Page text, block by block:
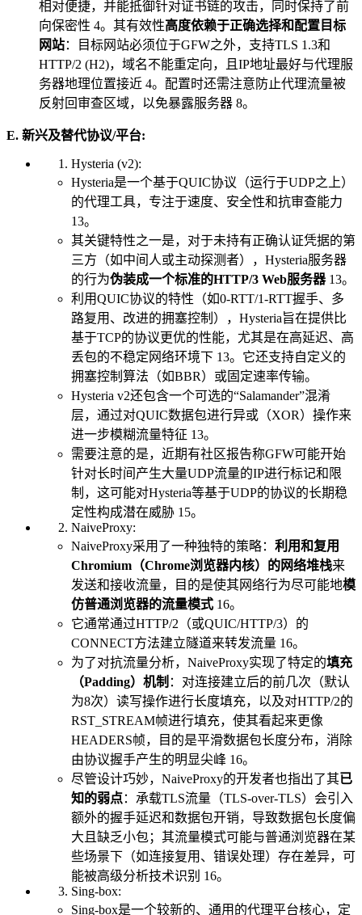
相对便捷，并能抵御针对证书链的攻击，同时保持了前
向保密性 4。其有效性高度依赖于正确选择和配置目标
网站：目标网站必须位于GFW之外，支持TLS 1.3和
HTTP/2 (H2)，域名不能重定向，且IP地址最好与代理服
务器地理位置接近 4。配置时还需注意防止代理流量被
反射回审查区域，以免暴露服务器 8。
E. 新兴及替代协议/平台:
Hysteria (v2):
Hysteria是一个基于QUIC协议（运行于UDP之上）
的代理工具，专注于速度、安全性和抗审查能力
13。
其关键特性之一是，对于未持有正确认证凭据的第
三方（如中间人或主动探测者），Hysteria服务器
的行为伪装成一个标准的HTTP/3 Web服务器13。
利用QUIC协议的特性（如0-RTT/1-RTT握手、多
路复用、改进的拥塞控制），Hysteria旨在提供比
基于TCP的协议更优的性能，尤其是在高延迟、高
丢包的不稳定网络环境下 13。它还支持自定义的
拥塞控制算法（如BBR）或固定速率传输。
Hysteria v2还包含一个可选的“Salamander”混淆
层，通过对QUIC数据包进行异或（XOR）操作来
进一步模糊流量特征 13。
需要注意的是，近期有社区报告称GFW可能开始
针对长时间产生大量UDP流量的IP进行标记和限
制，这可能对Hysteria等基于UDP的协议的长期稳
定性构成潜在威胁 15。
NaiveProxy:
NaiveProxy采用了一种独特的策略： 利用和复用
Chromium（Chrome浏览器内核）的网络堆栈来
发送和接收流量，目的是使其网络行为尽可能地模
仿普通浏览器的流量模式 16。
它通常通过HTTP/2（或QUIC/HTTP/3）的
CONNECT方法建立隧道来转发流量 16。
为了对抗流量分析，NaiveProxy实现了特定的填充
（Padding）机制 ：对连接建立后的前几次（默认
为8次）读写操作进行长度填充，以及对HTTP/2的
RST_STREAM帧进行填充，使其看起来更像
HEADERS帧，目的是平滑数据包长度分布，消除
由协议握手产生的明显尖峰 16。
尽管设计巧妙，NaiveProxy的开发者也指出了其已
知的弱点：承载TLS流量（TLS-over-TLS）会引入
额外的握手延迟和数据包开销，导致数据包长度偏
大且缺乏小包；其流量模式可能与普通浏览器在某
些场景下（如连接复用、错误处理）存在差异，可
能被高级分析技术识别 16。
Sing-box:
Sing-box是一个较新的、通用的代理平台核心，定